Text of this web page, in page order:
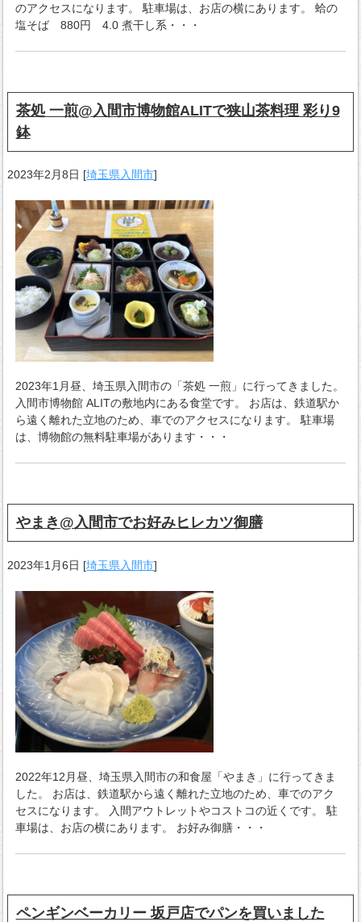
のアクセスになります。 駐車場は、お店の横にあります。 蛤の
塩そば 880円 4.0 煮干し系・・・
茶処 一煎@入間市博物館ALITで狭山茶料理 彩り9
鉢
2023年2月8日 [埼玉県入間市]
2023年1月昼、埼玉県入間市の「茶処 一煎」に行ってきました。
入間市博物館 ALITの敷地内にある食堂です。 お店は、鉄道駅か
ら遠く離れた立地のため、車でのアクセスになります。 駐車場
は、博物館の無料駐車場があります・・・
やまき@入間市でお好みヒレカツ御膳
2023年1月6日 [埼玉県入間市]
2022年12月昼、埼玉県入間市の和食屋「やまき」に行ってきま
した。 お店は、鉄道駅から遠く離れた立地のため、車でのアク
セスになります。 入間アウトレットやコストコの近くです。 駐
車場は、お店の横にあります。 お好み御膳・・・
ペンギンベーカリー 坂戸店でパンを買いました